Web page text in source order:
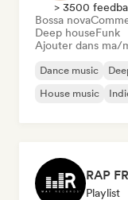
> 3500
Bossa nova
Deep houseFunk
Ajouter dans ma/
Dance music
House music
Playlist